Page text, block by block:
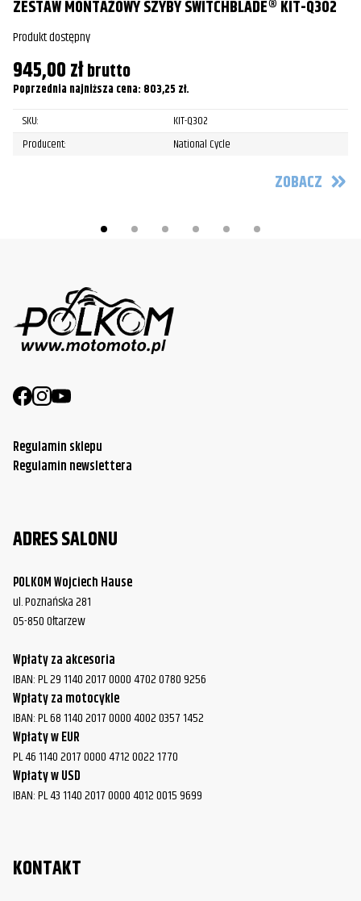
ZESTAW MONTAŻOWY SZYBY SWITCHBLADE® KIT-Q302
Produkt dostępny
945,00złbrutto
Poprzednia najniższa cena: 803,25 zł.
SKU:
KIT-Q302
Producent:
National Cycle
ZOBACZ
Regulamin sklepu
Regulamin newslettera
ADRES SALONU
POLKOM Wojciech Hause
ul. Poznańska 281
05-850 Ołtarzew
Wpłaty za akcesoria
IBAN: PL 29 1140 2017 0000 4702 0780 9256
Wpłaty za motocykle
IBAN: PL 68 1140 2017 0000 4002 0357 1452
Wpłaty w EUR
PL 46 1140 2017 0000 4712 0022 1770
Wpłaty w USD
IBAN: PL 43 1140 2017 0000 4012 0015 9699
KONTAKT